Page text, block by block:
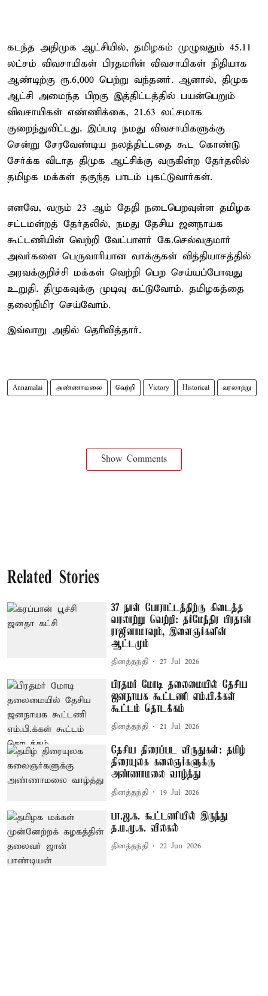
கடந்த அதிமுக ஆட்சியில், தமிழகம் முழுவதும் 45.11
லட்சம் விவசாயிகள் பிரதமரின் விவசாயிகள் நிதியாக
ஆண்டிற்கு ரூ.6,000 பெற்று வந்தனர். ஆனால், திமுக
ஆட்சி அமைந்த பிறகு இத்திட்டத்தில் பயன்பெறும்
விவசாயிகள் எண்ணிக்கை, 21.63 லட்சமாக
குறைந்துவிட்டது. இப்படி நமது விவசாயிகளுக்கு
சென்று சேரவேண்டிய நலத்திட்டதை கூட கொண்டு
சேர்க்க விடாத திமுக ஆட்சிக்கு வருகின்ற தேர்தலில்
தமிழக மக்கள் தகுந்த பாடம் புகட்டுவார்கள்.
எனவே, வரும் 23 ஆம் தேதி நடைபெறவுள்ள தமிழக
சட்டமன்றத் தேர்தலில், நமது தேசிய ஜனநாயக
கூட்டணியின் வெற்றி வேட்பாளர் கே.செல்வகுமார்
அவர்களை பெருவாரியான வாக்குகள் வித்தியாசத்தில்
அரவக்குறிச்சி மக்கள் வெற்றி பெற செய்யப்போவது
உறுதி. திமுகவுக்கு முடிவு கட்டுவோம். தமிழகத்தை
தலைநிமிர செய்வோம்.
இவ்வாறு அதில் தெரிவித்தார்.
Annamalai அண்ணாமலை வெற்றி Victory Historical வரலாற்று
Show Comments
Related Stories
37 நாள் போராட்டத்திற்கு கிடைத்த
வரலாற்று வெற்றி: தர்மேந்திர பிரதான்
ராஜினாமாவும், இளைஞர்களின்
ஆட்டமும்
தினத்தந்தி 27 Jul 2026
பிரதமர் மோடி தலைமையில் தேசிய
ஜனநாயக கூட்டணி எம்.பி.க்கள்
கூட்டம் தொடக்கம்
தினத்தந்தி 21 Jul 2026
தேசிய திரைப்பட விருதுகள்: தமிழ்
திரையுலக கலைஞர்களுக்கு
அண்ணாமலை வாழ்த்து
தினத்தந்தி 19 Jul 2026
பா.ஜ.க. கூட்டணியில் இருந்து
த.ம.மு.க. விலகல்
தினத்தந்தி 22 Jun 2026